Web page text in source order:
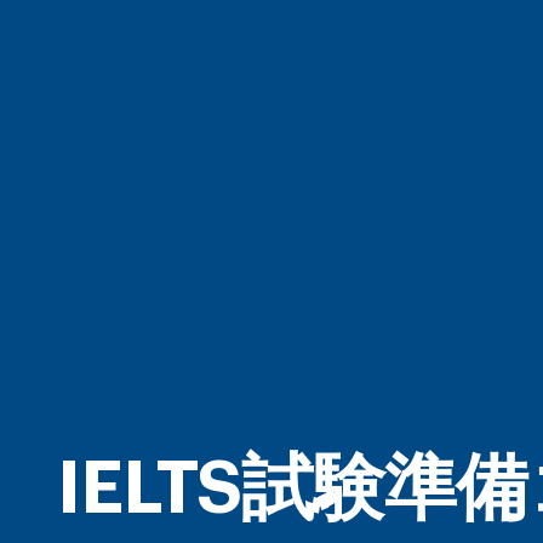
IELTS試験準